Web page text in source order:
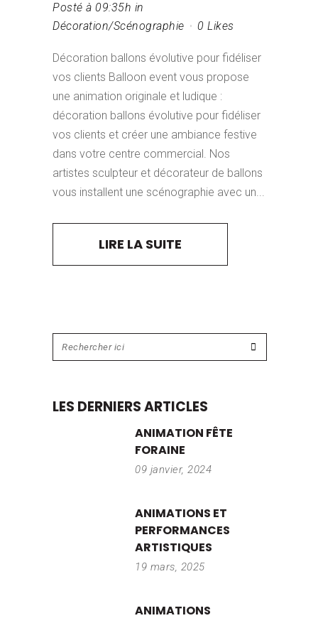
Posté à 09:35h in
Décoration/Scénographie
0 Likes
Décoration ballons évolutive pour fidéliser
vos clients Balloon event vous propose
une animation originale et ludique :
décoration ballons évolutive pour fidéliser
vos clients et créer une ambiance festive
dans votre centre commercial. Nos
artistes sculpteur et décorateur de ballons
vous installent une scénographie avec un...
LIRE LA SUITE
LES DERNIERS ARTICLES
ANIMATION FÊTE
FORAINE
09 janvier, 2024
ANIMATIONS ET
PERFORMANCES
ARTISTIQUES
19 mars, 2025
ANIMATIONS